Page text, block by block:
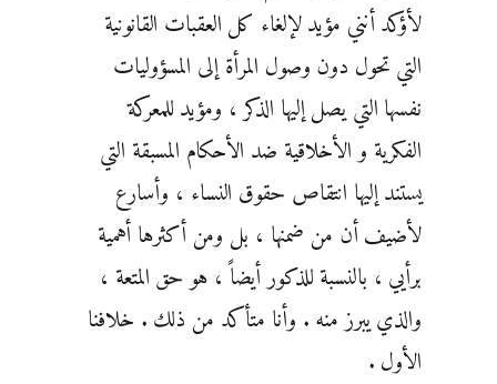
لأؤكد أنني مؤيد لإلغاء كل العقبات القانونية
التي تحول دون وصول المرأة إلى المسؤوليات
نفسها التي يصل إليها الذكر ، ومؤيد للمعركة
الفكرية و الأخلاقية ضد الأحكام المسبقة التي
يستند إليها انتقاص حقوق النساء ، وأسارع
لأضيف أن من ضمنها ، بل ومن أكثرها أهمية
برأيي ، بالنسبة للذكور أيضاً ، هو حق المتعة ،
والذي يبرز منه . وأنا متأكد من ذلك . خلافنا
الأول .